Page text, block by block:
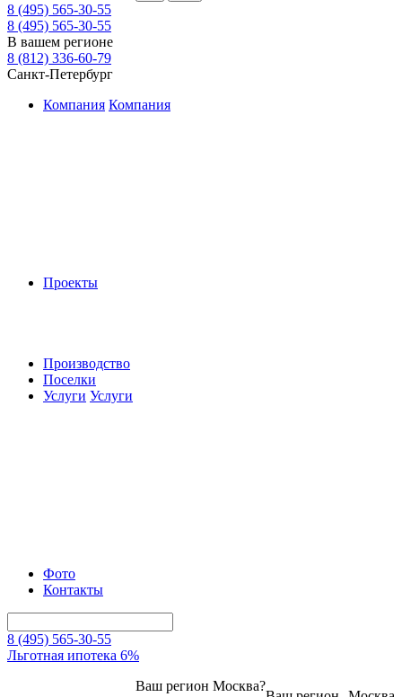
8 (495) 565-30-55
8 (495) 565-30-55
В вашем регионе
8 (812) 336-60-79
Санкт-Петербург
Компания Компания
Проекты
Производство
Поселки
Услуги Услуги
Фото
Контакты
8 (495) 565-30-55
Льготная ипотека 6%
Ваш регион Москва?